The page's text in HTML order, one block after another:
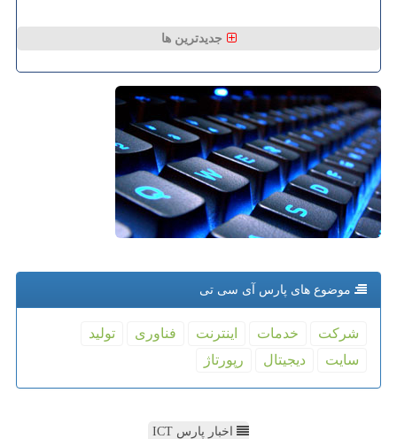
جدیدترین ها
موضوع های پارس آی سی تی
شركت خدمات اینترنت فناوری
تولید
سایت
دیجیتال رپورتاژ
اخبار پارس ICT